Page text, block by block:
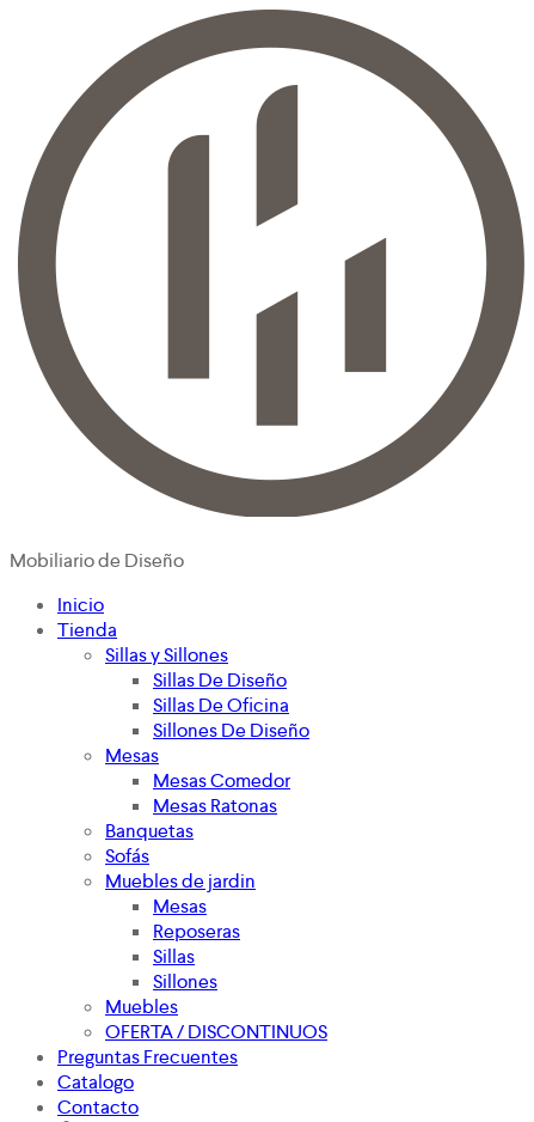
Mobiliario de Diseño
Inicio
Tienda
Sillas y Sillones
Sillas De Diseño
Sillas De Oficina
Sillones De Diseño
Mesas
Mesas Comedor
Mesas Ratonas
Banquetas
Sofás
Muebles de jardin
Mesas
Reposeras
Sillas
Sillones
Muebles
OFERTA / DISCONTINUOS
Preguntas Frecuentes
Catalogo
Contacto